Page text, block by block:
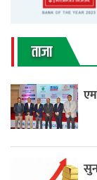
ताजा